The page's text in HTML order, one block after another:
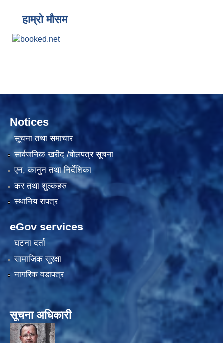
हाम्रो मौसम
Notices
सूचना तथा समाचार
सार्वजनिक खरीद /बोलपत्र सूचना
एन, कानुन तथा निर्देशिका
कर तथा शुल्कहरु
स्थानिय रापत्र
eGov services
घटना दर्ता
सामाजिक सुरक्षा
नागरिक वडापत्र
सूचना अधिकारी